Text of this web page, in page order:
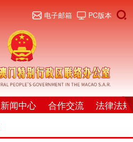
PC版本
电子邮箱
新闻中心 合作交流 法律法规